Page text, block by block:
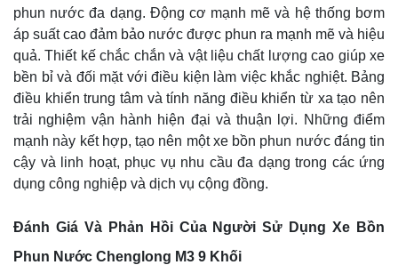
phun nước đa dạng. Động cơ mạnh mẽ và hệ thống bơm
áp suất cao đảm bảo nước được phun ra mạnh mẽ và hiệu
quả. Thiết kế chắc chắn và vật liệu chất lượng cao giúp xe
bền bỉ và đối mặt với điều kiện làm việc khắc nghiệt. Bảng
điều khiển trung tâm và tính năng điều khiển từ xa tạo nên
trải nghiệm vận hành hiện đại và thuận lợi. Những điểm
mạnh này kết hợp, tạo nên một xe bồn phun nước đáng tin
cậy và linh hoạt, phục vụ nhu cầu đa dạng trong các ứng
dụng công nghiệp và dịch vụ cộng đồng.
Đánh Giá Và Phản Hồi Của Người Sử Dụng Xe Bồn
Phun Nước Chenglong M3 9 Khối